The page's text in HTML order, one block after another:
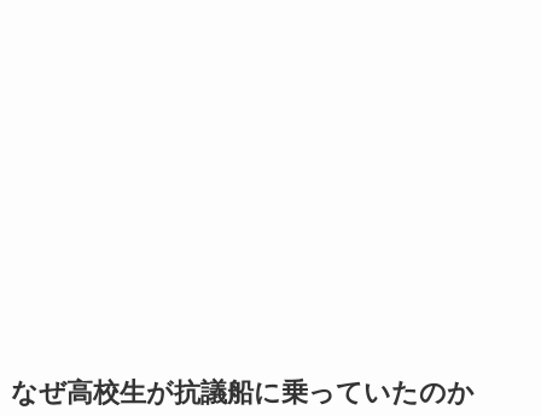
なぜ高校生が抗議船に乗っていたのか